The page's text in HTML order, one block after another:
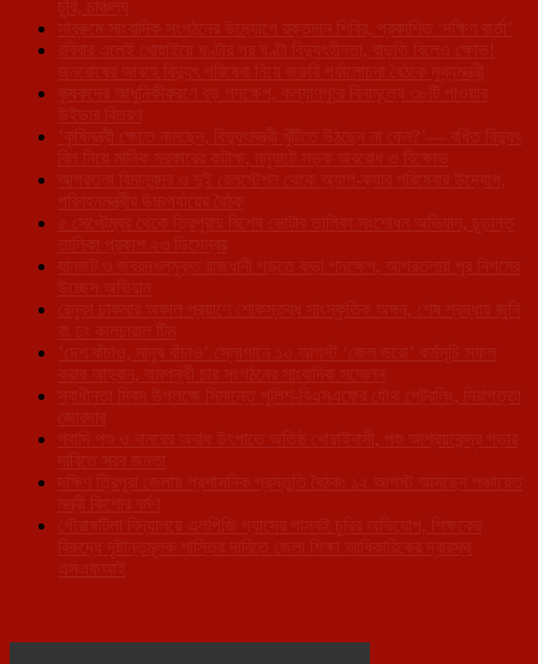
চুরি, চাঞ্চল্য
সাব্রুমে সাংবাদিক সংগঠনের উদ্যোগে রক্তদান শিবির, প্রকাশিত ‘দক্ষিণ বার্তা’
রবিবার এলেই খোয়াইয়ে ঘণ্টার পর ঘণ্টা বিদ্যুৎহীনতা, বাড়তি বিলেও ক্ষোভ!
জনরোষের আবহে বিদ্যুৎ পরিষেবা নিয়ে জরুরি পর্যালোচনা বৈঠকে মুখ্যমন্ত্রী
কৃষকদের আধুনিকীকরণে বড় পদক্ষেপ, কল্যাণপুরে বিনামূল্যে ৩৮টি পাওয়ার
উইডার বিতরণ
‘কৃষিমন্ত্রী ক্ষেতে নামছেন, বিদ্যুৎমন্ত্রী খুঁটিতে উঠছেন না কেন?’— বর্ধিত বিদ্যুৎ
বিল নিয়ে মানিক সরকারের কটাক্ষ, মনুঘাটে সড়ক অবরোধ ও বিক্ষোভ
আগরতলা বিমানবন্দর ও দুই রেলস্টেশন থেকে অ্যাপ-ক্যাব পরিষেবার উদ্যোগ,
পরিবহনমন্ত্রীর উচ্চপর্যায়ের বৈঠক
৫ সেপ্টেম্বর থেকে ত্রিপুরায় বিশেষ ভোটার তালিকা সংশোধন অভিযান, চূড়ান্ত
তালিকা প্রকাশ ২৩ ডিসেম্বর
যানজট ও জবরদখলমুক্ত রাজধানী গড়তে কড়া পদক্ষেপ, আগরতলায় পুর নিগমের
উচ্ছেদ অভিযান
রেনুকা চাকমার অকাল প্রয়াণে শোকস্তব্ধ সাংস্কৃতিক অঙ্গন, শেষ শ্রদ্ধায় জুনি
রং ঢং কালচারাল টিম
‘দেশ বাঁচাও, মানুষ বাঁচাও’ স্লোগানে ১০ আগস্ট ‘জেল ভরো’ কর্মসূচি সফল
করার আহ্বান, বামপন্থী চার সংগঠনের সাংবাদিক সম্মেলন
স্বাধীনতা দিবস উপলক্ষে সিমান্তে পুলিশ-বিএসএফের যৌথ পেট্রলিং, নিরাপত্তা
জোরদার
গবাদি পশু ও বানরের অবাধ উৎপাতে অতিষ্ঠ খোয়াইবাসী, পশু আশ্রয়কেন্দ্র গড়ার
দাবিতে সরব জনতা
দক্ষিণ ত্রিপুরা জেলায় প্রশাসনিক প্রস্তুতি বৈঠক: ১২ আগস্ট আসছেন পঞ্চায়েত
মন্ত্রী কিশোর বর্মণ
গৌরাঙ্গটিলা বিদ্যালয়ে এলপিজি গ্যাসের পাসবই চুরির অভিযোগ, শিক্ষকের
বিরুদ্ধে দৃষ্টান্তমূলক শাস্তির দাবিতে জেলা শিক্ষা আধিকারিকের দ্বারস্থ
এসএফআই